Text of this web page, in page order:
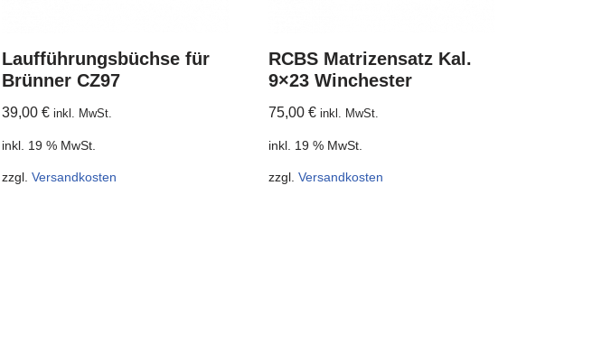
Laufführungsbüchse für
Brünner CZ97
39,00€ inkl. MwSt.
inkl. 19 % MwSt.
zzgl.Versandkosten
RCBS Matrizensatz Kal.
9×23 Winchester
75,00€ inkl. MwSt.
inkl. 19 % MwSt.
zzgl.Versandkosten